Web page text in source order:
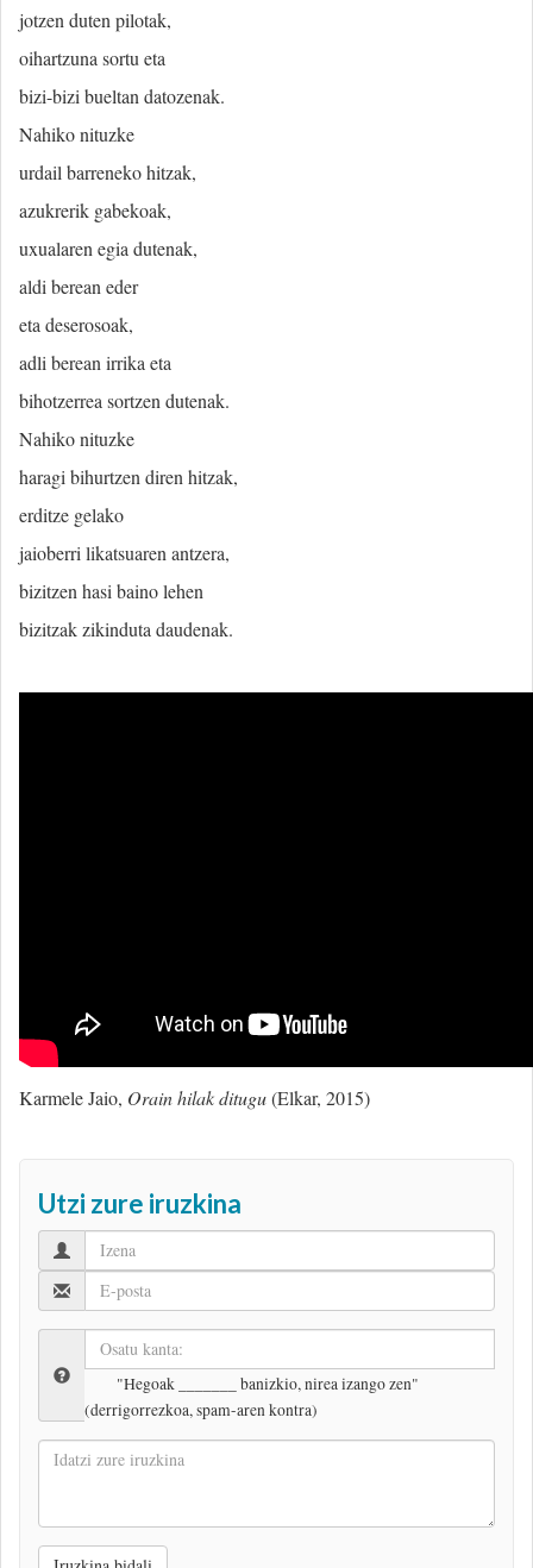
jotzen duten pilotak,
oihartzuna sortu eta
bizi-bizi bueltan datozenak.
Nahiko nituzke
urdail barreneko hitzak,
azukrerik gabekoak,
uxualaren egia dutenak,
aldi berean eder
eta deserosoak,
adli berean irrika eta
bihotzerrea sortzen dutenak.
Nahiko nituzke
haragi bihurtzen diren hitzak,
erditze gelako
jaioberri likatsuaren antzera,
bizitzen hasi baino lehen
bizitzak zikinduta daudenak.
Karmele Jaio, Orain hilak ditugu(Elkar, 2015)
Utzi zure iruzkina
"Hegoak _______ banizkio, nirea izango zen"
(derrigorrezkoa, spam-aren kontra)
Idatzi